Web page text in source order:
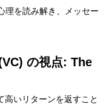
理を読み解き、メッセー
の視点: The
高いリターンを返すこと